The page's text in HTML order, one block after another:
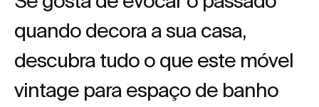
quando decora a sua casa,
descubra tudo o que este móvel
vintage para espaço de banho